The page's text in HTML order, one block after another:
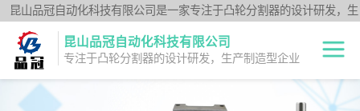
昆山品冠自动化科技有限公司是一家专注于凸轮分割器的设计研发，生
产制造型企业；闽台分割器厂家为客户提供各种高品质的数控转台第四
轴、品冠分割器：法兰型DF系列、法兰中空型DFH系列、平台桌面型
圆柱重负载型Y系列；公司凭借技术优势，可按照客户要求，提供非标
昆山品冠自动化科技有限公司
专注于凸轮分割器的设计研发，生产制造型企业
中空旋转平台TH